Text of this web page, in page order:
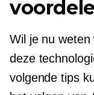
Wil je nu
deze
volgende tips